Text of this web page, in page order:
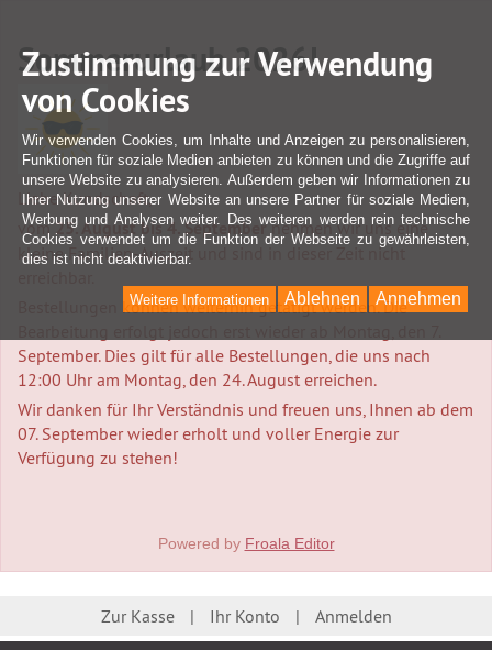
Sommerurlaub 2026!
Liebe Kundschaft,
vom25. August bis 4. Septembernehmen wir uns eine
kleine Familien-Auszeit und sind in dieser Zeit nicht
Bestellungen können weiterhin getätigt werden. Die
September. Dies gilt für alle Bestellungen, die uns nach
12:00 Uhr am Montag, den 24. August erreichen.
Wir danken für Ihr Verständnis und freuen uns, Ihnen ab dem
07. September wieder erholt und voller Energie zur
Verfügung zu stehen!
Powered by Froala Editor
Zur Kasse Ihr Konto Anmelden
Zustimmung zur Verwendung
von Cookies
Wir verwenden Cookies, um Inhalte und Anzeigen zu personalisieren,
Funktionen für soziale Medien anbieten zu können und die Zugriffe auf
unsere Website zu analysieren. Außerdem geben wir Informationen zu
Ihrer Nutzung unserer Website an unsere Partner für soziale Medien,
Werbung und Analysen weiter. Des weiteren werden rein technische
Cookies verwendet um die Funktion der Webseite zu gewährleisten,
dies ist nicht deaktivierbar.
Annehmen
Ablehnen
Weitere Informationen